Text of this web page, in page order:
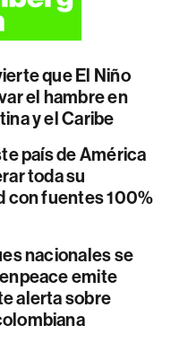
que El Niño
el hambre en
y el Caribe
país de América
toda su
con fuentes 100%
nacionales se
emite
alerta sobre